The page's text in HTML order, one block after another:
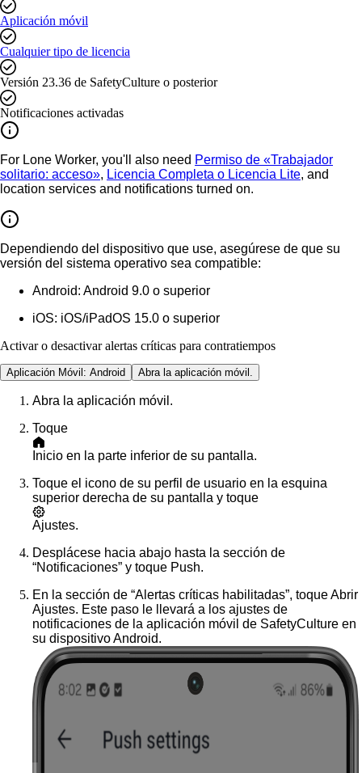
Aplicación móvil
Cualquier tipo de licencia
Versión 23.36 de SafetyCulture o posterior
Notificaciones activadas
For Lone Worker, you'll also need Permiso de «Trabajador
solitario: acceso», Licencia Completa o Licencia Lite, and
location services and notifications turned on.
Dependiendo del dispositivo que use, asegúrese de que su
versión del sistema operativo sea compatible:
Android: Android 9.0 o superior
iOS: iOS/iPadOS 15.0 o superior
Activar o desactivar alertas críticas para contratiempos
Aplicación Móvil: Android Abra la aplicación móvil.
Abra la aplicación móvil.
Toque
Inicio en la parte inferior de su pantalla.
Toque el icono de su perfil de usuario en la esquina
superior derecha de su pantalla y toque
Ajustes.
Desplácese hacia abajo hasta la sección de
“Notificaciones” y toque Push.
En la sección de “Alertas críticas habilitadas”, toqueAbrir
Ajustes. Este paso le llevará a los ajustes de
notificaciones de la aplicación móvil de SafetyCulture en
su dispositivo Android.